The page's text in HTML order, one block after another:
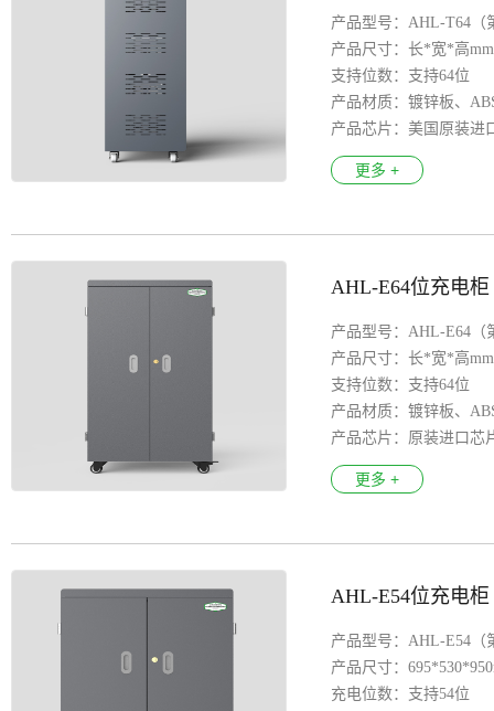
产品型号：AHL-T64（
产品尺寸：长*宽*高
支持位数：支持64位
产品材质：镀锌板、
产品芯片：美国原装进
输入电压：100-250V
输出接口：每路USB充
LED指示灯：智能识别
万 向 轮 ：医疗静音万
支持系统：Aandroid安
更多 +
AHL-E64位充电柜
产品型号：AHL-E64（
产品尺寸：长*宽*高
支持位数：支持64位
产品材质：镀锌板、
产品芯片：原装进口芯
输入电压：100-250V
输出接口：每路USB充
LED指示灯：智能识别
安全认证：3C、 CE、
更多 +
AHL-E54位充电柜
产品型号：AHL-E54（
产品尺寸：
充电位数：支持54位